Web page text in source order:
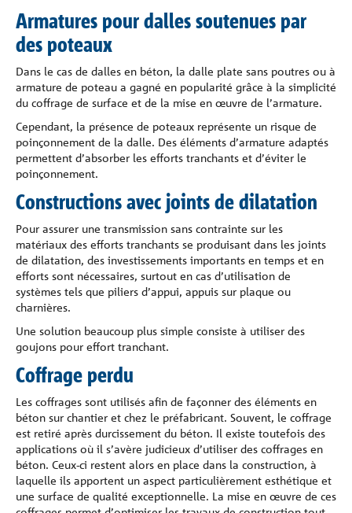
Armatures pour dalles soutenues par
des poteaux
Dans le cas de dalles en béton, la dalle plate sans poutres ou à
armature de poteau a gagné en popularité grâce à la simplicité
du coffrage de surface et de la mise en œuvre de l’armature.
Cependant, la présence de poteaux représente un risque de
poinçonnement de la dalle. Des éléments d’armature adaptés
permettent d’absorber les efforts tranchants et d’éviter le
poinçonnement.
Constructions avec joints de dilatation
Pour assurer une transmission sans contrainte sur les
matériaux des efforts tranchants se produisant dans les joints
de dilatation, des investissements importants en temps et en
efforts sont nécessaires, surtout en cas d’utilisation de
systèmes tels que piliers d’appui, appuis sur plaque ou
charnières.
Une solution beaucoup plus simple consiste à utiliser des
goujons pour effort tranchant.
Coffrage perdu
Les coffrages sont utilisés afin de façonner des éléments en
béton sur chantier et chez le préfabricant. Souvent, le coffrage
est retiré après durcissement du béton. Il existe toutefois des
applications où il s’avère judicieux d’utiliser des coffrages en
béton. Ceux-ci restent alors en place dans la construction, à
laquelle ils apportent un aspect particulièrement esthétique et
une surface de qualité exceptionnelle. La mise en œuvre de ces